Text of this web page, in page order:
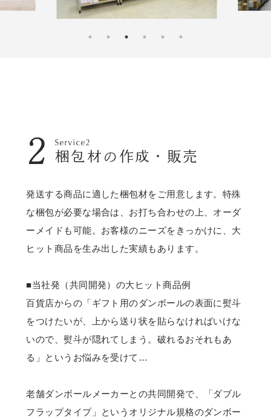
2 梱包材の作成・販売
発送する商品に適した梱包材をご用意します。特殊
な梱包が必要な場合は、お打ち合わせの上、オーダ
ーメイドも可能。お客様のニーズをきっかけに、大
ヒット商品を生み出した実績もあります。
■当社発（共同開発）の大ヒット商品例
百貨店からの「ギフト用のダンボールの表面に熨斗
をつけたいが、上から送り状を貼らなければいけな
いので、熨斗が隠れてしまう。破れるおそれもあ
る」というお悩みを受けて…
老舗ダンボールメーカーとの共同開発で、「ダブル
フラップタイプ」というオリジナル規格のダンボー